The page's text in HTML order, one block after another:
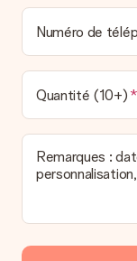
Numéro de
Quantité (10+)
Remarques :